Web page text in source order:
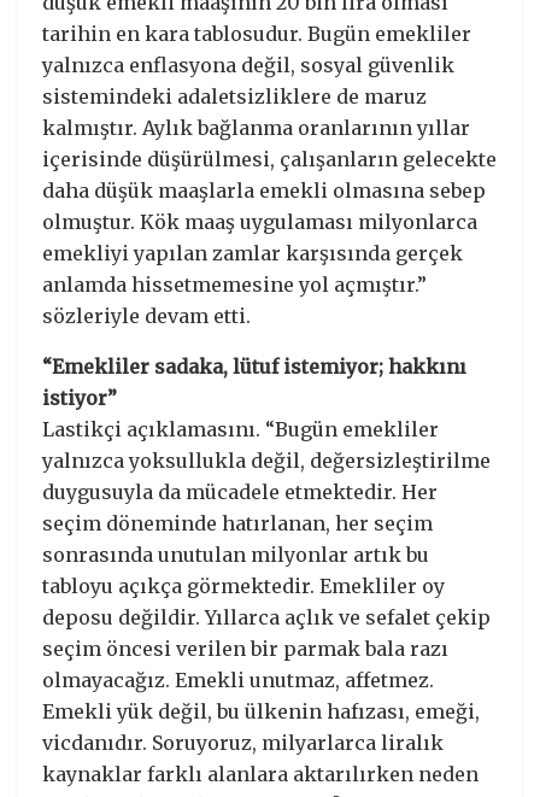
tarihin en kara tablosudur. Bugün emekliler
yalnızca enflasyona değil, sosyal güvenlik
sistemindeki adaletsizliklere de maruz
kalmıştır. Aylık bağlanma oranlarının yıllar
içerisinde düşürülmesi, çalışanların gelecekte
daha düşük maaşlarla emekli olmasına sebep
olmuştur. Kök maaş uygulaması milyonlarca
emekliyi yapılan zamlar karşısında gerçek
anlamda hissetmemesine yol açmıştır.”
sözleriyle devam etti.
“Emekliler sadaka, lütuf istemiyor; hakkını
istiyor”
Lastikçi açıklamasını. “Bugün emekliler
yalnızca yoksullukla değil, değersizleştirilme
duygusuyla da mücadele etmektedir. Her
seçim döneminde hatırlanan, her seçim
sonrasında unutulan milyonlar artık bu
tabloyu açıkça görmektedir. Emekliler oy
deposu değildir. Yıllarca açlık ve sefalet çekip
seçim öncesi verilen bir parmak bala razı
olmayacağız. Emekli unutmaz, affetmez.
Emekli yük değil, bu ülkenin hafızası, emeği,
vicdanıdır. Soruyoruz, milyarlarca liralık
kaynaklar farklı alanlara aktarılırken neden